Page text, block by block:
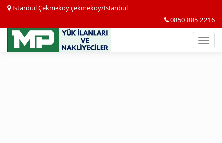
İstanbul Çekmeköy çekmeköy/İstanbul
0850 885 2216